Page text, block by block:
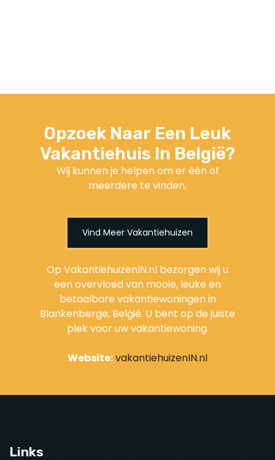
Opzoek Naar Een Leuk
Vakantiehuis In België?
Wij kunnen je helpen om er één of
meerdere te vinden.
Vind Meer Vakantiehuizen
Op VakantiehuizenIN.nl bezorgen wij u
een overvloed van mooie, leuke en
betaalbare vakantiewoningen in
Blankenberge, België. U bent op de juiste
plek voor uw vakantiewoning.
Website:vakantiehuizenIN.nl
Links